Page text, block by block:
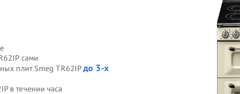
сами
плит Smeg TR62IPдо 3-х
в течении часа